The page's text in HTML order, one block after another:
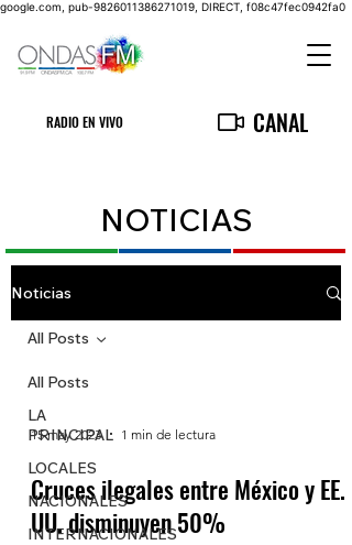
google.com, pub-9826011386271019, DIRECT, f08c47fec0942fa0
RADIO EN VIVO CANAL
NOTICIAS
Noticias
All Posts
LA
PRINCIPAL
LOCALES
NACIONALES
INTERNACIONALES
All Posts
15 may 2023 1 min de lectura
Cruces ilegales entre México y EE.
UU. disminuyen 50%